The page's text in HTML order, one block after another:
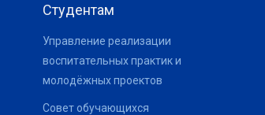
Студентам
Управление реализации
воспитательных практик и
молодёжных проектов
Совет обучающихся